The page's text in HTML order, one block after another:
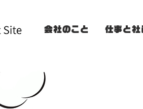
会社のこと 仕事と社